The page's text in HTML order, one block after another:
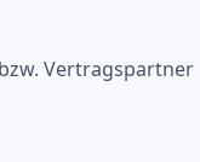
Vertragspartner